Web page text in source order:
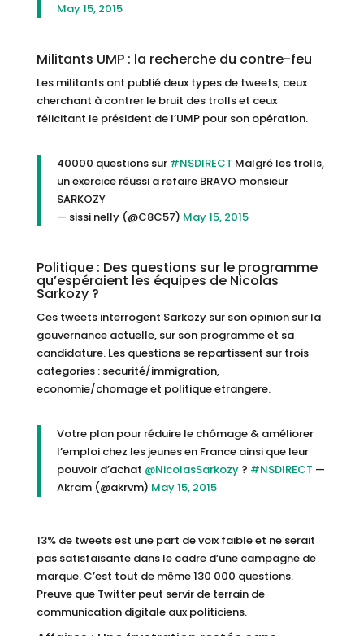
May 15, 2015
Militants UMP : la recherche du contre-feu
Les militants ont publié deux types de tweets, ceux
cherchant à contrer le bruit des trolls et ceux
félicitant le président de l’UMP pour son opération.
40000 questions sur #NSDIRECT Malgré les trolls,
un exercice réussi a refaire BRAVO monsieur
SARKOZY
— sissi nelly (@C8C57) May 15, 2015
Politique : Des questions sur le programme
qu’espéraient les équipes de Nicolas
Sarkozy ?
Ces tweets interrogent Sarkozy sur son opinion sur la
gouvernance actuelle, sur son programme et sa
candidature. Les questions se repartissent sur trois
categories : securité/immigration,
economie/chomage et politique etrangere.
Votre plan pour réduire le chômage & améliorer
l’emploi chez les jeunes en France ainsi que leur
pouvoir d’achat @NicolasSarkozy? #NSDIRECT —
Akram (@akrvm) May 15, 2015
13% de tweets est une part de voix faible et ne serait
pas satisfaisante dans le cadre d’une campagne de
marque. C’est tout de même 130 000 questions.
Preuve que Twitter peut servir de terrain de
communication digitale aux politiciens.